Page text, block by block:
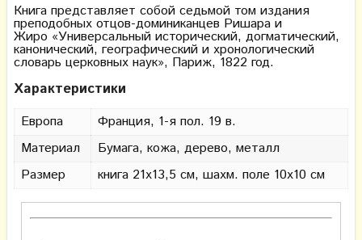
Книга представляет собой седьмой том издания
преподобных отцов-доминиканцев Ришара и
Жиро «Универсальный исторический, догматический,
канонический, географический и хронологический
словарь церковных наук», Париж, 1822 год.
Характеристики
Европа
Франция, 1-я пол. 19 в.
Материал
Бумага, кожа, дерево, металл
Размер
книга 21х13,5 см, шахм. поле 10х10 см